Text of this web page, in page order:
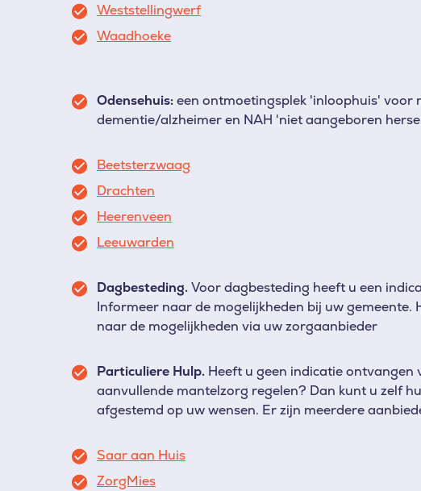
Weststellingwerf
Waadhoeke
Odensehuis:een ontmoetingsplek 'inloophuis' voor
dementie/alzheimer en NAH 'niet aangeboren
Beetsterzwaag
Drachten
Heerenveen
Leeuwarden
Dagbesteding.Voor dagbesteding heeft u een
Informeer naar de mogelijkheden bij uw gemeente.
naar de mogelijkheden via uw zorgaanbieder
Particuliere Hulp. Heeft u geen indicatie
aanvullende mantelzorg regelen? Dan kunt u zelf
afgestemd op uw wensen. Er zijn meerdere
Saar aan Huis
ZorgMies